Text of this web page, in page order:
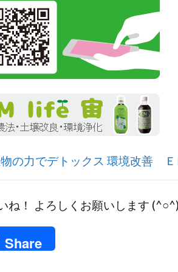
の力でデトックス 環境改善
！ よろしくお願いします (^○^)
Share